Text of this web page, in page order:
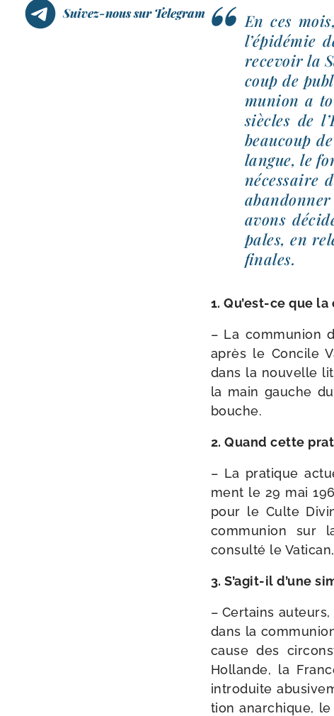
Suivez-nous sur Telegram
En ces
l’épidémie
rece­voir la
coup de
mu­nion a
siècles de
beau­coup
langue, le
néces­saire
avons
pales, en
finales.
1. Qu’est-ce que
– La com­mu­nion
après le Concile
dans la nou­velle
la main gauche
bouche.
2. Quand cette
– La pra­tique
ment le 29 mai
pour le Culte
com­mu­nion sur
consul­té le
3. S’agit-il d’une
– Certains
dans la
cause des
Hollande, la
intro­duite
tion anar­chique,